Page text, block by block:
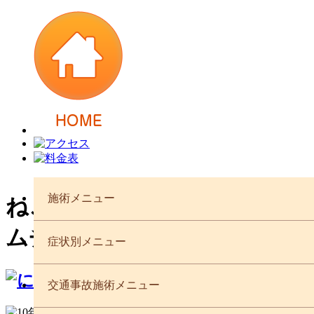
施術メニュー
症状別メニュー
交通事故施術メニュー
ねこ背、姿勢、ヘルニア等で
ムチウチによる痛みにも効果
代表施術者 柔道整復